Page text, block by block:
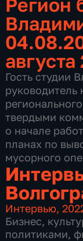
Гость студии
руководитель
твердыми
о начале
планах по
мусорного
Интервью,
Бизнес,
политиками,